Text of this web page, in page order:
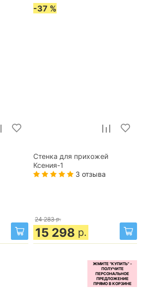
-37 %
Стенка для прихожей
Ксения-1
3 отзыва
24 283 р.
15 298 р.